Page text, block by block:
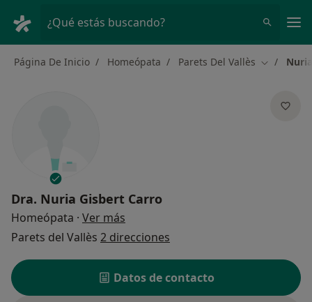
¿Qué estás buscando?
Página De Inicio Homeópata Parets Del Vallès Cambiar
Dra. Nuria Gisbert Carro
Homeópata · Ver más
Parets del Vallès 2 direcciones
Datos de contacto